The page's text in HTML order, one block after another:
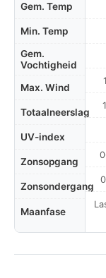
Gem. Temp
Min. Temp
Gem.
Vochtigheid
Max. Wind
Totaalneerslag
UV-index
Zonsopgang
Zonsondergang
Maanfase